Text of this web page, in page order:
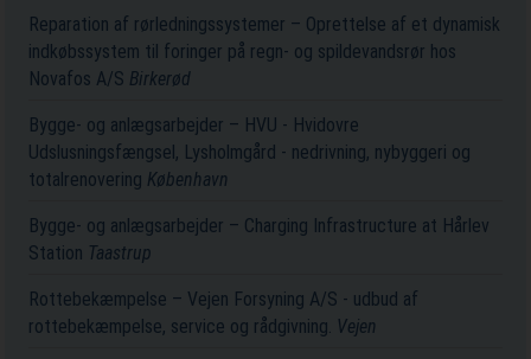
Reparation af rørledningssystemer – Oprettelse af et dynamisk
indkøbssystem til foringer på regn- og spildevandsrør hos
Novafos A/S Birkerød
Bygge- og anlægsarbejder – HVU - Hvidovre
Udslusningsfængsel, Lysholmgård - nedrivning, nybyggeri og
totalrenovering København
Bygge- og anlægsarbejder – Charging Infrastructure at Hårlev
Station Taastrup
Rottebekæmpelse – Vejen Forsyning A/S - udbud af
rottebekæmpelse, service og rådgivning. Vejen